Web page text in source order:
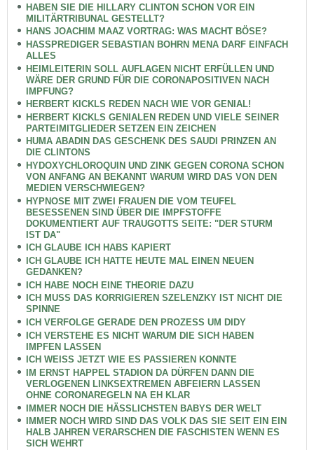
HABEN SIE DIE HILLARY CLINTON SCHON VOR EIN
MILITÄRTRIBUNAL GESTELLT?
HANS JOACHIM MAAZ VORTRAG: WAS MACHT BÖSE?
HASSPREDIGER SEBASTIAN BOHRN MENA DARF EINFACH
ALLES
HEIMLEITERIN SOLL AUFLAGEN NICHT ERFÜLLEN UND
WÄRE DER GRUND FÜR DIE CORONAPOSITIVEN NACH
IMPFUNG?
HERBERT KICKLS REDEN NACH WIE VOR GENIAL!
HERBERT KICKLS GENIALEN REDEN UND VIELE SEINER
PARTEIMITGLIEDER SETZEN EIN ZEICHEN
HUMA ABADIN DAS GESCHENK DES SAUDI PRINZEN AN
DIE CLINTONS
HYDOXYCHLOROQUIN UND ZINK GEGEN CORONA SCHON
VON ANFANG AN BEKANNT WARUM WIRD DAS VON DEN
MEDIEN VERSCHWIEGEN?
HYPNOSE MIT ZWEI FRAUEN DIE VOM TEUFEL
BESESSENEN SIND ÜBER DIE IMPFSTOFFE
DOKUMENTIERT AUF TRAUGOTTS SEITE: "DER STURM
IST DA"
ICH GLAUBE ICH HABS KAPIERT
ICH GLAUBE ICH HATTE HEUTE MAL EINEN NEUEN
GEDANKEN?
ICH HABE NOCH EINE THEORIE DAZU
ICH MUSS DAS KORRIGIEREN SZELENZKY IST NICHT DIE
SPINNE
ICH VERFOLGE GERADE DEN PROZESS UM DIDY
ICH VERSTEHE ES NICHT WARUM DIE SICH HABEN
IMPFEN LASSEN
ICH WEISS JETZT WIE ES PASSIEREN KONNTE
IM ERNST HAPPEL STADION DA DÜRFEN DANN DIE
VERLOGENEN LINKSEXTREMEN ABFEIERN LASSEN
OHNE CORONAREGELN NA EH KLAR
IMMER NOCH DIE HÄSSLICHSTEN BABYS DER WELT
IMMER NOCH WIRD SIND DAS VOLK DAS SIE SEIT EIN EIN
HALB JAHREN VERARSCHEN DIE FASCHISTEN WENN ES
SICH WEHRT